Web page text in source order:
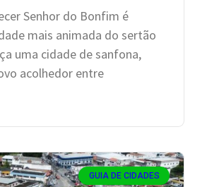
Senhor do Bonfim é
mais animada do sertão
uma cidade de sanfona,
acolhedor entre
GUIA DE CIDADES